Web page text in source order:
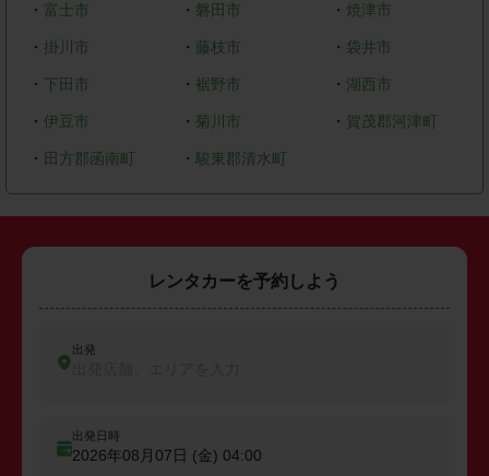
・ 富士市 ・ 磐田市 ・焼津市
・ 掛川市 ・ 藤枝市 ・ 袋井市
・ 下田市 ・ 裾野市 ・ 湖西市
・ 伊豆市 ・ 菊川市 ・ 賀茂郡河津町
・ 田方郡函南町 ・ 駿東郡清水町
レンタカーを予約しよう
出発
出発日時
2026年08月07日 (金) 04:00